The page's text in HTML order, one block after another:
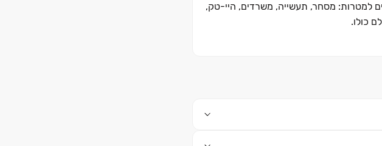
למטרות: מסחר, תעשייה, משרדים, היי-טק,